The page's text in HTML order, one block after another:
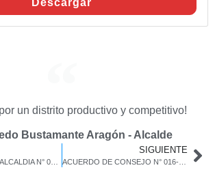
Descargar
un distrito productivo y competitivo!
Bustamante Aragón - Alcalde
SIGUIENTE
ACUERDO DE CONSEJO N° 016-2024-CM-MDL-CANAS-CUSCO